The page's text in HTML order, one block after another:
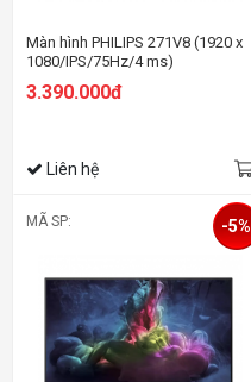
Màn hình PHILIPS 271V8 (1920 x
1080/IPS/75Hz/4 ms)
3.390.000đ
Liên hệ
MÃ SP: -5%